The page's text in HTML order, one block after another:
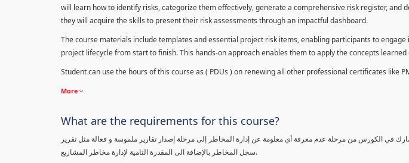
will learn how to identify risks, categorize them effectively, generate a comprehensive risk register, and
they will acquire the skills to present their risk assessments through an impactful dashboard.
The course materials include templates and essential project risk items, enabling participants to
project lifecycle from start to finish. This hands-on approach enables them to apply the concepts
Student can use the hours of this course as ( PDUs ) on renewing all other professional certificates like
More
What are the requirements for this course?
نقل المشارك في الكورس من مرحلة عدم معرفة أي معلومة عن إدارة المخاطر إلى مرحلة إصدار تقارير ملموسة و فعالة مثل تقرير
سجل المخاطر بالإضافة الى المقدرة التامية لإدارة مخاطر المشاريع.